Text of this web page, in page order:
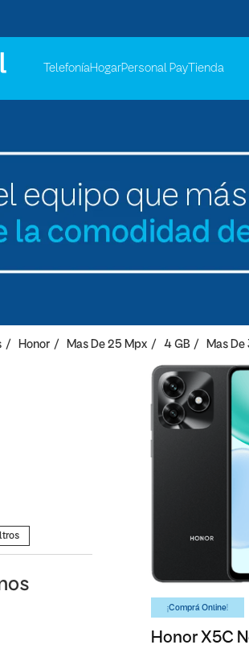
TelefoníaHogarPersonal Pay Tienda
Honor Mas De 25 Mpx 4 GB Mas
¡Comprá Online!
Honor X5C